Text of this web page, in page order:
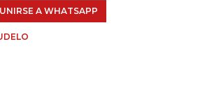
UNIRSE A WHATSAPP